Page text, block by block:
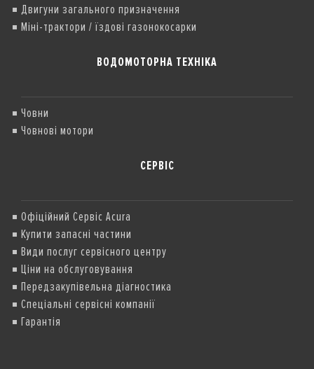
Двигуни загального призначення
Міні-трактори / їздові газонокосарки
ВОДОМОТОРНА ТЕХНІКА
Човни
Човнові мотори
СЕРВІС
Офіційний Сервіс Acura
Купити запасні частини
Види послуг сервісного центру
Ціни на обслуговування
Передзакупівельна діагностика
Спеціальні сервісні компанії
Гарантія